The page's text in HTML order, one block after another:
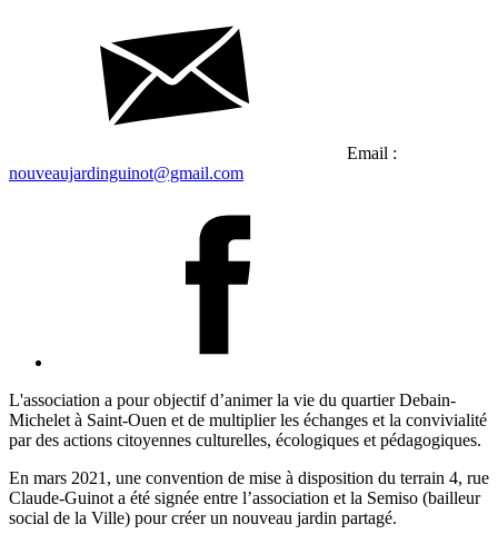
Email :
nouveaujardinguinot@gmail.com
L'association a pour objectif d’animer la vie du quartier Debain-
Michelet à Saint-Ouen et de multiplier les échanges et la convivialité
par des actions citoyennes culturelles, écologiques et pédagogiques.
En mars 2021, une convention de mise à disposition du terrain 4, rue
Claude‐Guinot a été signée entre l’association et la Semiso (bailleur
social de la Ville) pour créer un nouveau jardin partagé.